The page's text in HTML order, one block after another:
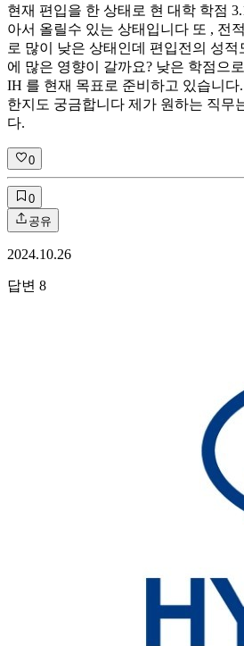
현재 편입을 한 상태로 현 대학 학점
아서 올릴수 있는 상태입니다 또 , 전
로 많이 낮은 상태인데 편입전의 성
에 많은 영향이 갈까요? 낮은 학점으
IH 를 현재 목표로 준비하고 있습니
한지도 궁금합니다 제가 원하는 직무
다.
0
0
공유
2024.10.26
답변 8